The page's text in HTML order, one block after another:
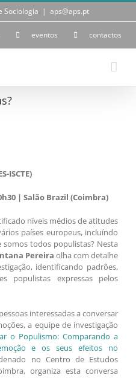
Sociologia | aps@aps.pt
eventos contactos
ISCTE)
| Salão Brazil (Coimbra)
níveis médios de atitudes
países europeus, incluíndo
todos populistas? Nesta
Pereira olha com detalhe
identificando padrões,
populistas expressas pelos
interessadas a conversar
a equipe de investigação
o Populismo: Comparando a
e os seus efeitos no
no Centro de Estudos
organiza esta conversa